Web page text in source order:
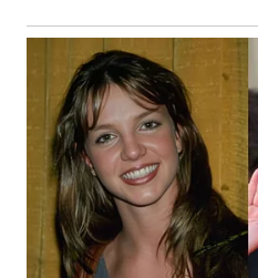
BALI
WN
KALBAR
WN
KALTENG
WN
KALTARA